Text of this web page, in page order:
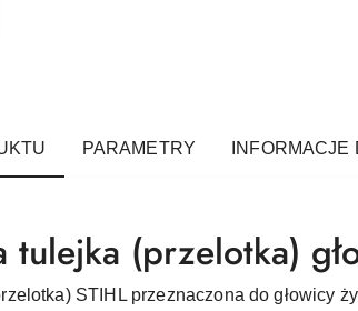
PARAMETRY
tulejka (przelotka)
STIHL przeznaczona do głowicy